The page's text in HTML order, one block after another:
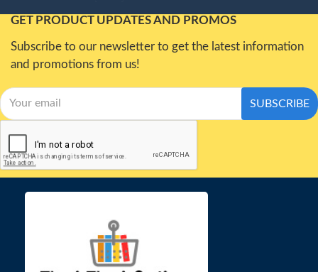
GET PRODUCT UPDATES AND PROMOS
Subscribe to our newsletter to get the latest information
and promotions from us!
SUBSCRIBE